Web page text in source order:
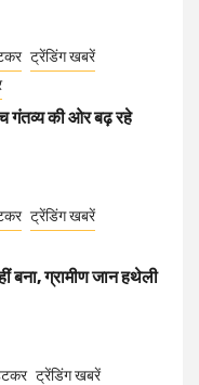
ट्रेंडिंग खबरें
गंतव्य की ओर बढ़ रहे
ट्रेंडिंग खबरें
ग्रामीण जान हथेली
ट्रेंडिंग खबरें